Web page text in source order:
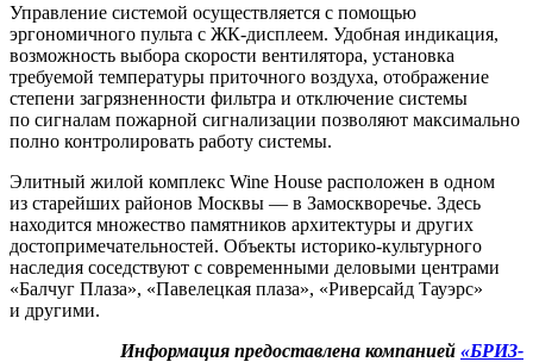
Управление системой осуществляется с помощью
эргономичного пульта с ЖК-дисплеем. Удобная индикация,
возможность выбора скорости вентилятора, установка
требуемой температуры приточного воздуха, отображение
степени загрязненности фильтра и отключение системы
по сигналам пожарной сигнализации позволяют максимально
полно контролировать работу системы.
Элитный жилой комплекс Wine House расположен в одном
из старейших районов Москвы — в Замоскворечье. Здесь
находится множество памятников архитектуры и других
достопримечательностей. Объекты историко-культурного
наследия соседствуют с современными деловыми центрами
«Балчуг Плаза», «Павелецкая плаза», «Риверсайд Тауэрс»
и другими.
Информация предоставлена компанией «БРИЗ-